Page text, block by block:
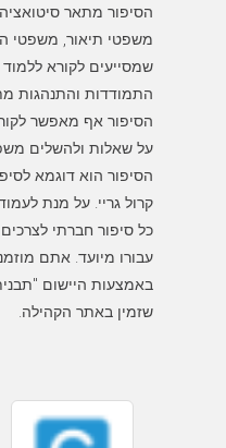
הסיפור מתאר
משפטי תיאור, משפטי
שמסייעים לקורא ללמוד
הסיפור אף מאפשר
הסיפור הוא דוגמא
כל סיפור חברתי
עבורו מיועד. אתם
באמצעות היישום